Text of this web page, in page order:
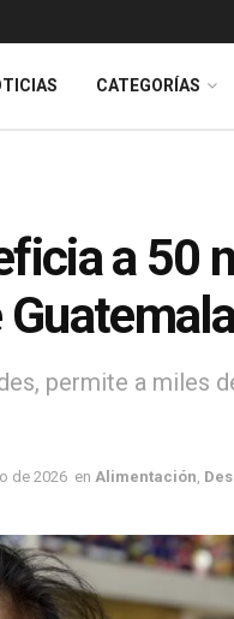
CATEGORÍAS
a 50
permite a miles
de 2026 en Alimentación